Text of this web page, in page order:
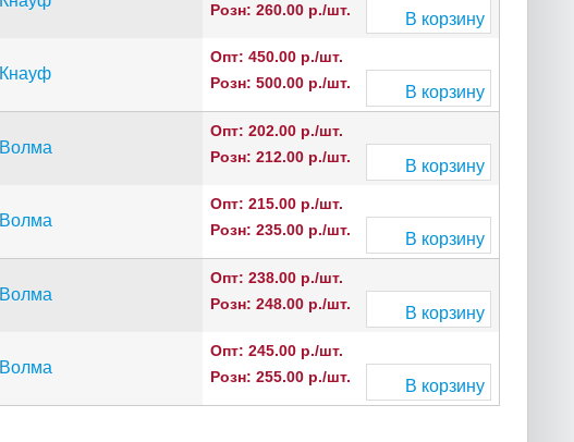
Розн: 260.00 р./шт.
В корзину
Кнауф
Опт: 450.00 р./шт.
Розн: 500.00 р./шт.
В корзину
Волма
Опт: 202.00 р./шт.
Розн: 212.00 р./шт.
В корзину
Волма
Опт: 215.00 р./шт.
Розн: 235.00 р./шт.
В корзину
Волма
Опт: 238.00 р./шт.
Розн: 248.00 р./шт.
В корзину
Волма
Опт: 245.00 р./шт.
Розн: 255.00 р./шт.
В корзину